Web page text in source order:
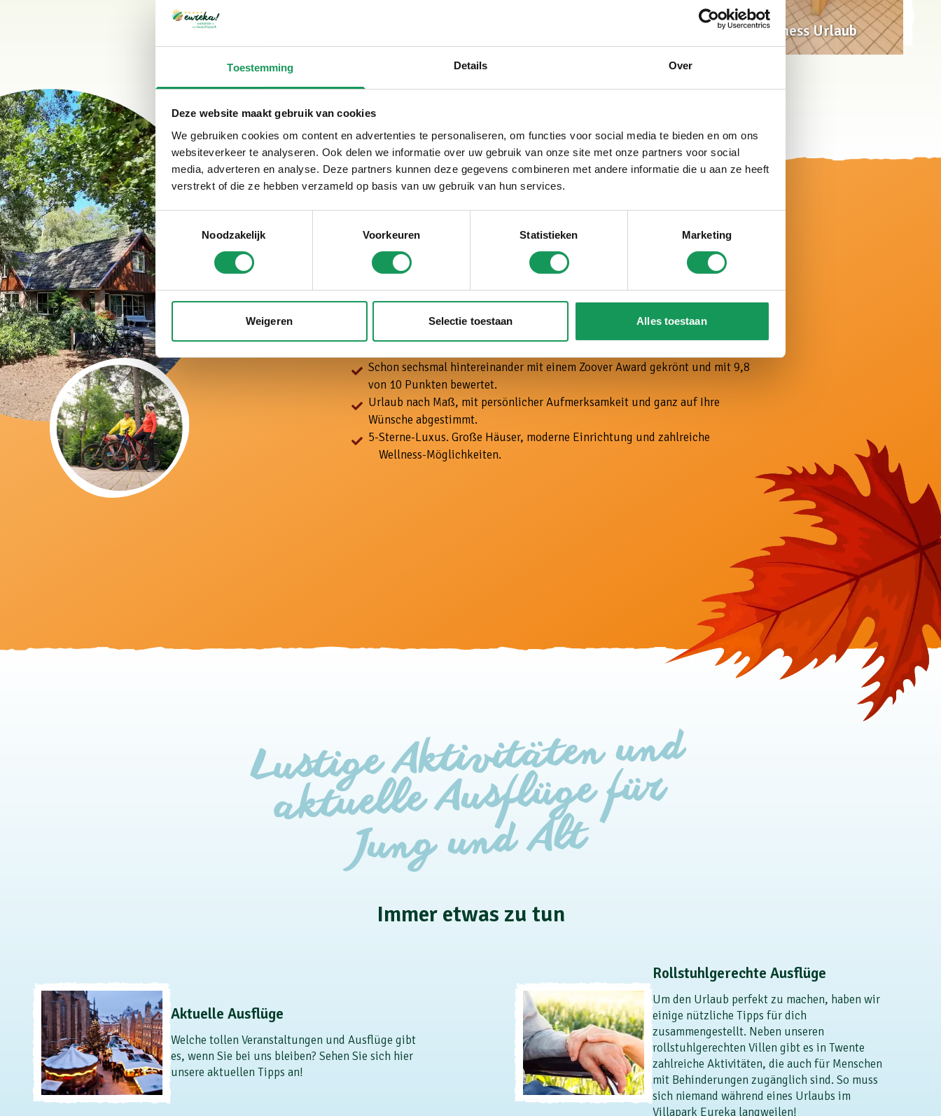
Toestemming Details Over
Deze website maakt gebruik van cookies
We gebruiken cookies om content en advertenties te personaliseren, om functies voor social media te bieden en om ons
websiteverkeer te analyseren. Ook delen we informatie over uw gebruik van onze site met onze partners voor social
media, adverteren en analyse. Deze partners kunnen deze gegevens combineren met andere informatie die u aan ze heeft
verstrekt of die ze hebben verzameld op basis van uw gebruik van hun services.
Toestemmingsselectie
Noodzakelijk
Voorkeuren Statistieken Marketing
Weigeren Selectie toestaan Alles toestaan
Wellness Urlaub
Bei uns ist es
wirklich Urlaub!
Schon sechsmal hintereinander mit einem Zoover Award gekrönt und mit 9,8
von 10 Punkten bewertet.
Urlaub nach Maß, mit persönlicher Aufmerksamkeit und ganz auf Ihre
Wünsche abgestimmt.
5-Sterne-Luxus. Große Häuser, moderne Einrichtung und zahlreiche
Wellness-Möglichkeiten.
Lustige Aktivitäten und
aktuelle Ausflüge für
Jung und Alt
Immer etwas zu tun
Aktuelle Ausflüge
Welche tollen Veranstaltungen und Ausflüge gibt
es, wenn Sie bei uns bleiben? Sehen Sie sich hier
unsere aktuellen Tipps an!
Rollstuhlgerechte Ausflüge
Um den Urlaub perfekt zu machen, haben wir
einige nützliche Tipps für dich
zusammengestellt. Neben unseren
rollstuhlgerechten Villen gibt es in Twente
zahlreiche Aktivitäten, die auch für Menschen
mit Behinderungen zugänglich sind. So muss
sich niemand während eines Urlaubs im
Villapark Eureka langweilen!